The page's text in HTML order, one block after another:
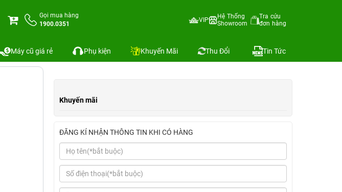
Gọi mua hàng
1900.0351
VIP
Hệ Thống
Showroom
Tra cứu
đơn hàng
Máy cũ giá rẻ Phụ kiện Khuyến Mãi Thu Đổi Tin Tức
Khuyến mãi
ĐĂNG KÍ NHẬN THÔNG TIN KHI CÓ HÀNG